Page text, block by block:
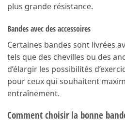
plus grande résistance.
Bandes avec des accessoires
Certaines bandes sont livrées
tels que des chevilles ou des
d’élargir les possibilités
pour ceux qui souhaitent
entraînement.
Comment choisir la bonne